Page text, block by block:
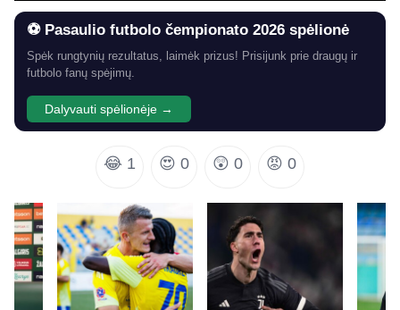
⚽ Pasaulio futbolo čempionato 2026 spėlionė
Spėk rungtynių rezultatus, laimėk prizus! Prisijunk prie draugų ir
futbolo fanų spėjimų.
Dalyvauti spėlionėje →
😂 1 😍 0 😲 0 😡 0